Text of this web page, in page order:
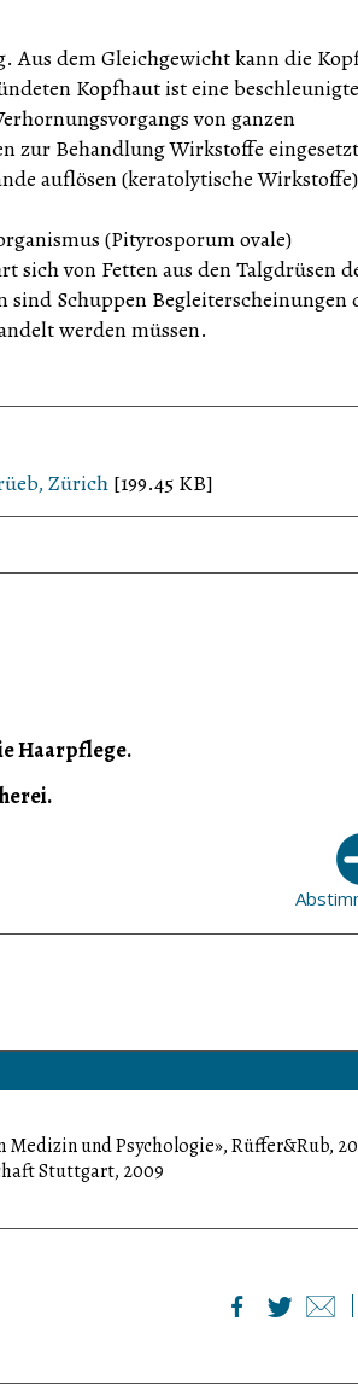
Aus dem Gleichgewicht kann die
Kopfhaut ist eine beschleunigte
von ganzen
zur Behandlung Wirkstoffe
auflösen (keratolytische
(Pityrosporum ovale)
von Fetten aus den Talgdrüsen
Schuppen Begleiterscheinungen
werden müssen.
Zürich [199.45 KB]
Haarpflege.
und Psychologie», Rüffer&Rub,
Stuttgart, 2009